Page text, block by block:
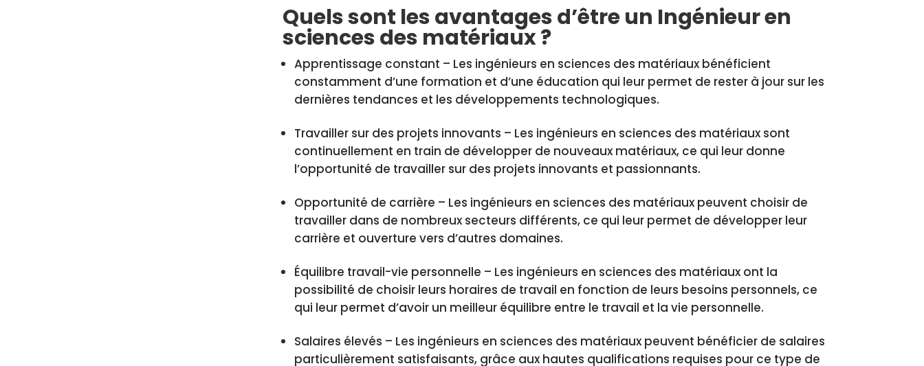
Quels sont les avantages d’être un Ingénieur en
sciences des matériaux ?
Apprentissage constant – Les ingénieurs en sciences des matériaux bénéficient
constamment d’une formation et d’une éducation qui leur permet de rester à jour sur les
dernières tendances et les développements technologiques.
Travailler sur des projets innovants – Les ingénieurs en sciences des matériaux sont
continuellement en train de développer de nouveaux matériaux, ce qui leur donne
l’opportunité de travailler sur des projets innovants et passionnants.
Opportunité de carrière – Les ingénieurs en sciences des matériaux peuvent choisir de
travailler dans de nombreux secteurs différents, ce qui leur permet de développer leur
carrière et ouverture vers d’autres domaines.
Équilibre travail-vie personnelle – Les ingénieurs en sciences des matériaux ont la
possibilité de choisir leurs horaires de travail en fonction de leurs besoins personnels, ce
qui leur permet d’avoir un meilleur équilibre entre le travail et la vie personnelle.
Salaires élevés – Les ingénieurs en sciences des matériaux peuvent bénéficier de salaires
particulièrement satisfaisants, grâce aux hautes qualifications requises pour ce type de